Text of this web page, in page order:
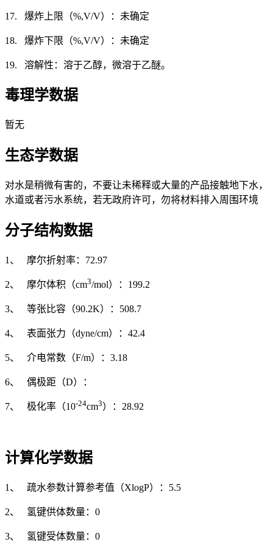
17. 爆炸上限（%,V/V）：未确定
18. 爆炸下限（%,V/V）：未确定
19. 溶解性：溶于乙醇，微溶于乙醚。
毒理学数据
暂无
生态学数据
对水是稍微有害的，不要让未稀释或大量的产品接触地下水，
水道或者污水系统，若无政府许可，勿将材料排入周围环境
分子结构数据
1、 摩尔折射率：72.97
2、 摩尔体积（cm3/mol）：199.2
3、 等张比容（90.2K）：508.7
4、 表面张力（dyne/cm）：42.4
5、 介电常数（F/m）：3.18
6、 偶极距（D）：
7、 极化率（10-24cm3）：28.92
计算化学数据
1、 疏水参数计算参考值（XlogP）：5.5
2、 氢键供体数量：0
3、 氢键受体数量：0